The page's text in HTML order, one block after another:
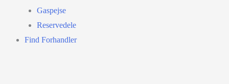
Gaspejse
Reservedele
Find Forhandler